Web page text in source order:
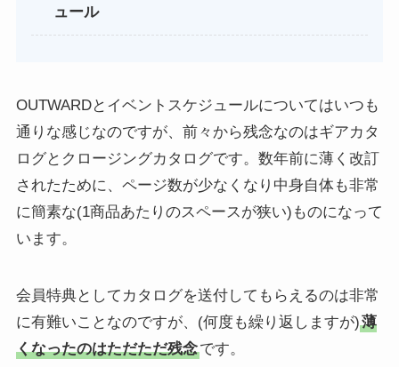
ュール
OUTWARDとイベントスケジュールについてはいつも
通りな感じなのですが、前々から残念なのはギアカタ
ログとクロージングカタログです。数年前に薄く改訂
されたために、ページ数が少なくなり中身自体も非常
に簡素な(1商品あたりのスペースが狭い)ものになって
います。
会員特典としてカタログを送付してもらえるのは非常
に有難いことなのですが、(何度も繰り返しますが)薄
くなったのはただただ残念です。